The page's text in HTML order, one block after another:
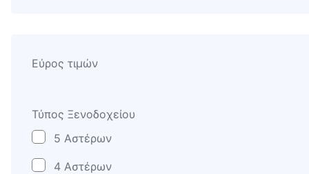
Εύρος τιμών
Τύπος Ξενοδοχείου
5 Αστέρων
4 Αστέρων